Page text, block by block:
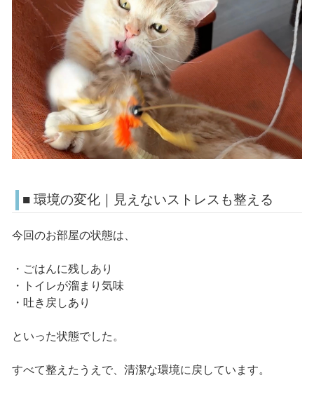
■ 環境の変化｜見えないストレスも整える
今回のお部屋の状態は、
・ごはんに残しあり
・トイレが溜まり気味
・吐き戻しあり
といった状態でした。
すべて整えたうえで、清潔な環境に戻しています。